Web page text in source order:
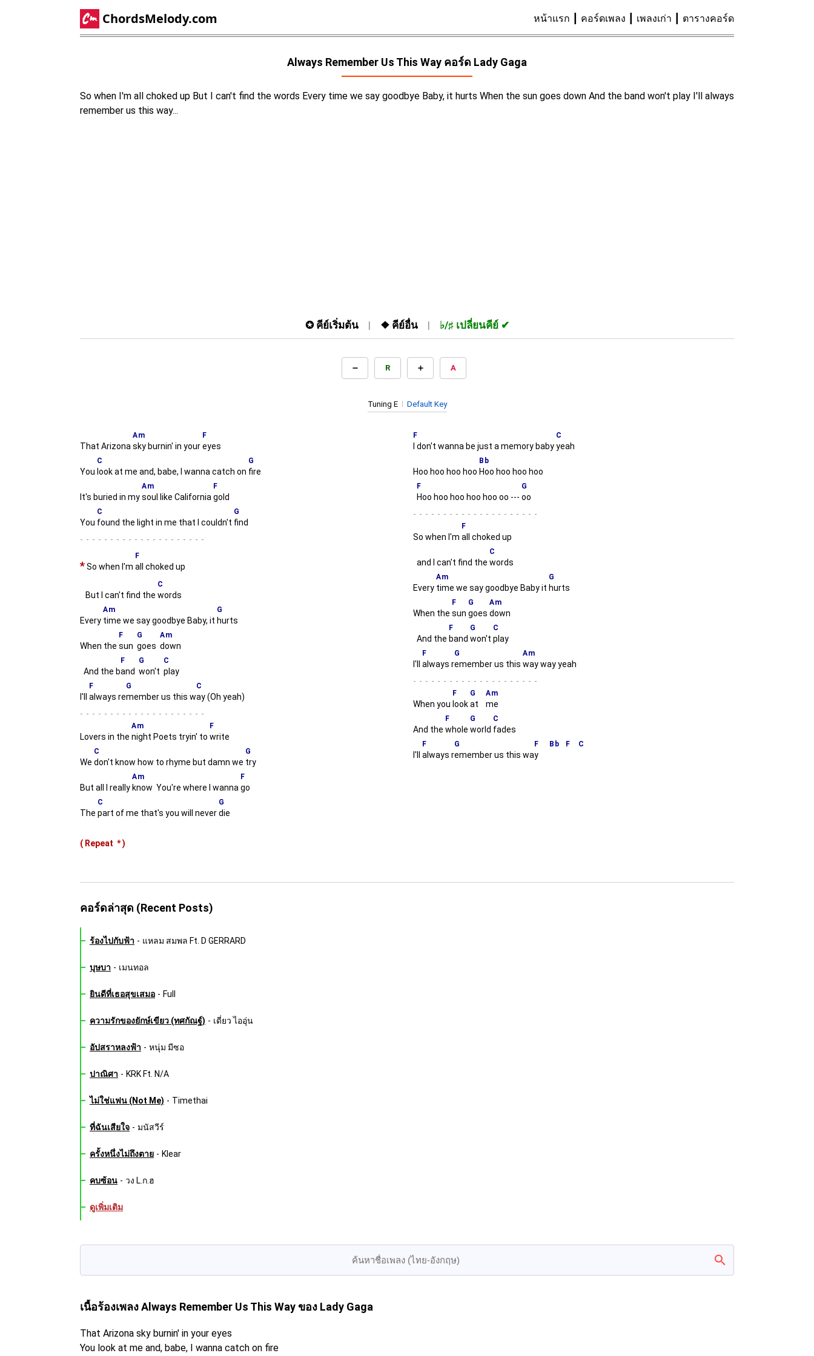
ChordsMelody.com หน้าแรก คอร์ดเพลง เพลงเก่า ตารางคอร์ด
Always Remember Us This Way คอร์ด Lady Gaga
So when I'm all choked up But I can't find the words Every time we say goodbye Baby, it hurts When the sun goes down And the band won't play I'll always
remember us this way...
✪ คีย์เริ่มต้น ❖ คีย์อื่น ♭/♯ เปลี่ยนคีย์
R A
Tuning E Default Key
That Arizona
Am
sky burnin' in your
F
eyes
You
C
look at me and, babe, I wanna catch on
G
fire
It's buried in my
Am
soul like California
F
gold
You
C
found the light in me that I couldn't
G
find
-
*So when I'm
F
all choked up
But I can't find the
C
words
Every
Am
time we say goodbye Baby, it
G
hurts
When the
F
sun
G
goes
Am
down
And the b
F
and
G
won't
C
play
I'll
F
always re
G
member us this w
C
ay (Oh yeah)
-
Lovers in the
Am
night Poets tryin' to
F
write
We
C
don't know how to rhyme but damn we
G
try
But all I really
Am
know You're where I wanna
F
go
The
C
part of me that's you will never
G
die
( Repeat *)
F
I don't wanna be just a memory baby
C
yeah
Hoo hoo hoo hoo
Bb
Hoo hoo hoo hoo
F
Hoo hoo hoo hoo hoo oo ---
G
oo
-
So when I'm
F
all choked up
and I can't find the
C
words
Every
Am
time we say goodbye Baby it
G
hurts
When the
F
sun
G
goes
Am
down
And the
F
band
G
won't
C
play
I'll
F
always r
G
emember us this
Am
way way yeah
-
When you
F
look
G
at
Am
me
And the
F
whole
G
world
C
fades
I'll
F
always r
G
emember us this wa
F
y
Bb F C
คอร์ดล่าสุด (Recent Posts)
ร้องไปกับฟ้า - แหลม สมพล Ft. D GERRARD
บุษบา - เมนทอล
ยินดีที่เธอสุขเสมอ - Full
ความรักของยักษ์เขียว (ทศกัณฐ์) - เดี่ยว ไออุ่น
อัปสราหลงฟ้า - หนุ่ม มีซอ
ปาณิศา - KRK Ft. N/A
ไม่ใช่แฟน (Not Me) - Timethai
ที่ฉันเสียใจ - มนัสวีร์
ครั้งหนึ่งไม่ถึงตาย - Klear
คบซ้อน - วง L.ก.ฮ
ดูเพิ่มเติม
เนื้อร้องเพลง Always Remember Us This Wayของ Lady Gaga
That Arizona sky burnin' in your eyes
You look at me and, babe, I wanna catch on fire